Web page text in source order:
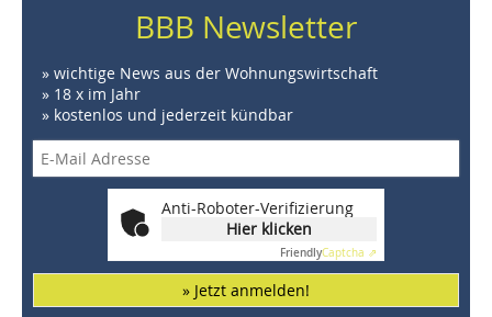
BBB Newsletter
» wichtige News aus der Wohnungswirtschaft
» 18 x im Jahr
» kostenlos und jederzeit kündbar
Anti-Roboter-Verifizierung
Hier klicken
FriendlyCaptcha ⇗
» Jetzt anmelden!